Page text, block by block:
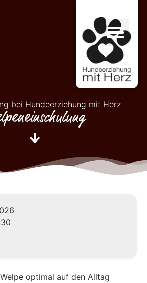
bei Hundeerziehung mit Herz
optimal auf den Alltag